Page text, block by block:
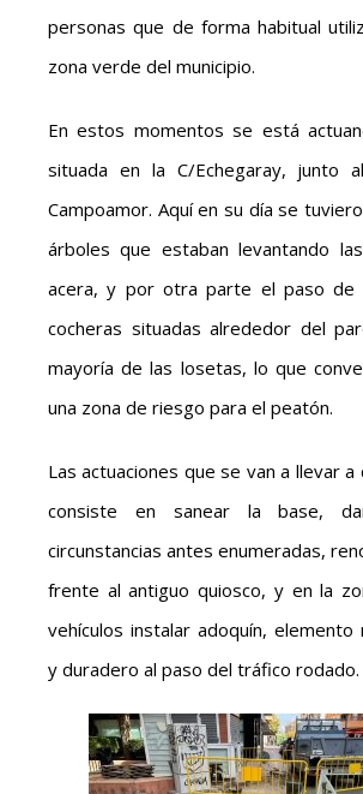
personas que de forma habitual
zona verde del municipio.
En estos momentos se está
situada en la C/Echegaray, junto
Campoamor. Aquí en su día se
árboles que estaban levantando
acera, y por otra parte el paso de
cocheras situadas alrededor del
mayoría de las losetas, lo que
una zona de riesgo para el peatón.
Las actuaciones que se van a llevar a
consiste en sanear la base,
circunstancias antes enumeradas,
frente al antiguo quiosco, y en la
vehículos instalar adoquín,
y duradero al paso del tráfico rodado.